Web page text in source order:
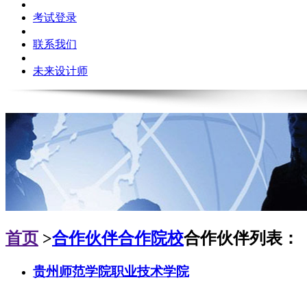
考试登录
联系我们
未来设计师
首页 >合作伙伴合作院校合作伙伴列表：
贵州师范学院职业技术学院